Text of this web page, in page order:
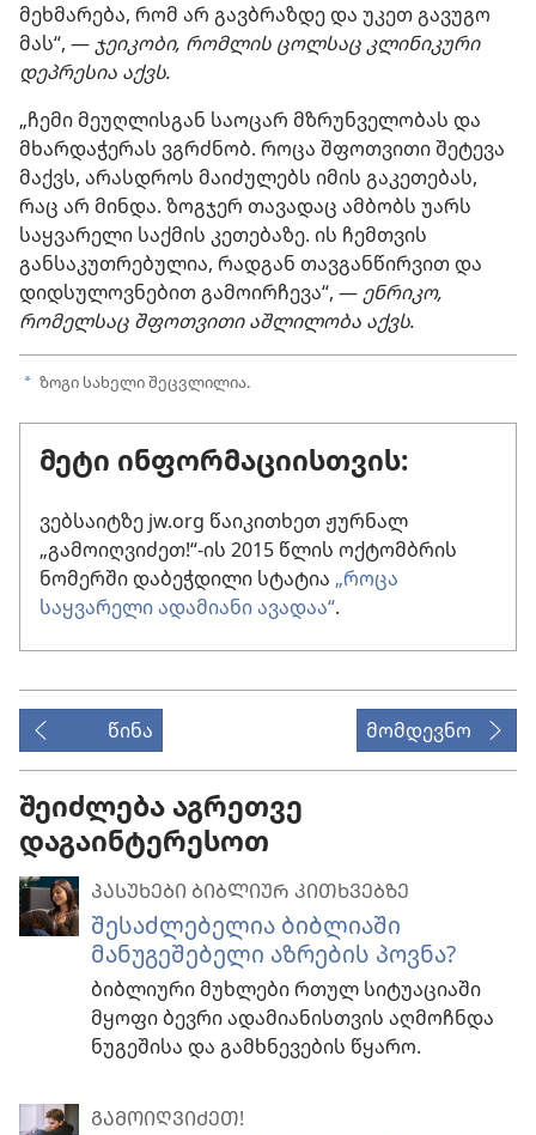
მეხმარება, რომ არ გავბრაზდე და უკეთ გავუგო
მას“, — ჯეიკობი, რომლის ცოლსაც კლინიკური
დეპრესია აქვს.
„ჩემი მეუღლისგან საოცარ მზრუნველობას და
მხარდაჭერას ვგრძნობ. როცა შფოთვითი შეტევა
მაქვს, არასდროს მაიძულებს იმის გაკეთებას,
რაც არ მინდა. ზოგჯერ თავადაც ამბობს უარს
საყვარელი საქმის კეთებაზე. ის ჩემთვის
განსაკუთრებულია, რადგან თავგანწირვით და
დიდსულოვნებით გამოირჩევა“, — ენრიკო,
რომელსაც შფოთვითი აშლილობა აქვს.
a ზოგი სახელი შეცვლილია.
მეტი ინფორმაციისთვის:
ვებსაიტზე jw.org წაიკითხეთ ჟურნალ
„გამოიღვიძეთ!“-ის 2015 წლის ოქტომბრის
ნომერში დაბეჭდილი სტატია „როცა
საყვარელი ადამიანი ავადაა“.
წინა მომდევნო
შეიძლება აგრეთვე
დაგაინტერესოთ
ᲞᲐᲡᲣᲮᲔᲑᲘ ᲑᲘᲑᲚᲘᲣᲠ ᲙᲘᲗᲮᲕᲔᲑᲖᲔ
შესაძლებელია ბიბლიაში
მანუგეშებელი აზრების პოვნა?
ბიბლიური მუხლები რთულ სიტუაციაში
მყოფი ბევრი ადამიანისთვის აღმოჩნდა
ნუგეშისა და გამხნევების წყარო.
ᲒᲐᲛᲝᲘᲦᲕᲘᲫᲔᲗ!